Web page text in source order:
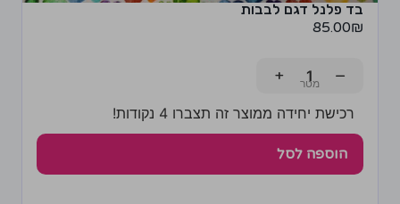
בד פלנל דגם לבבות
85.00₪
−
+
רכישת יחידה ממוצר זה תצברו 4 נקודות!
הוספה לסל